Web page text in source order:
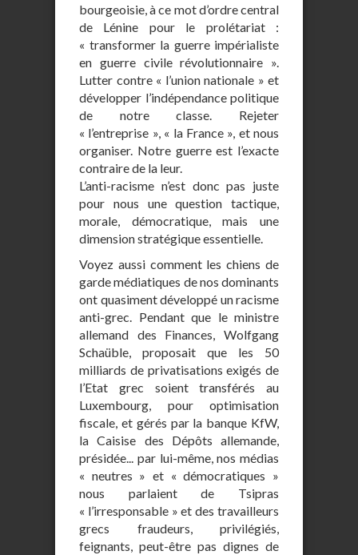
bourgeoisie, à ce mot d’ordre central
de Lénine pour le prolétariat :
« transformer la guerre impérialiste
en guerre civile révolutionnaire ».
Lutter contre « l’union nationale » et
développer l’indépendance politique
de notre classe. Rejeter
« l’entreprise », « la France », et nous
organiser. Notre guerre est l’exacte
contraire de la leur.
L’anti-racisme n’est donc pas juste
pour nous une question tactique,
morale, démocratique, mais une
dimension stratégique essentielle.
Voyez aussi comment les chiens de
garde médiatiques de nos dominants
ont quasiment développé un racisme
anti-grec. Pendant que le ministre
allemand des Finances, Wolfgang
Schaüble, proposait que les 50
milliards de privatisations exigés de
l’Etat grec soient transférés au
Luxembourg, pour optimisation
fiscale, et gérés par la banque KfW,
la Caisise des Dépôts allemande,
présidée... par lui-même, nos médias
« neutres » et « démocratiques »
nous parlaient de Tsipras
« l’irresponsable » et des travailleurs
grecs fraudeurs, privilégiés,
feignants, peut-être pas dignes de